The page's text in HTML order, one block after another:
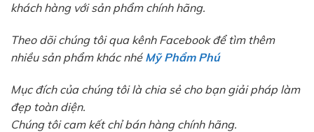
khách hàng với sản phẩm chính hãng.
Theo dõi chúng tôi qua kênh Facebook để tìm thêm
nhiều sản phẩm khác nhé Mỹ Phẩm Phú
Mục đích của chúng tôi là chia sẻ cho bạn giải pháp làm
đẹp toàn diện.
Chúng tôi cam kết chỉ bán hàng chính hãng.